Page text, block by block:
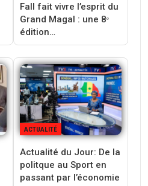
Fall fait vivre l’esprit du
Grand Magal : une 8ᵉ
édition…
ACTUALITÉ
Actualité du Jour: De la
politque au Sport en
passant par l’économie